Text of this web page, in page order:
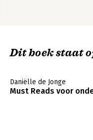
Dit boek staat
Daniëlle de Jonge
Must Reads voor